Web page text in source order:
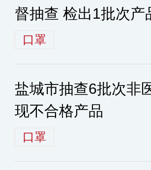
督抽查 检出1批次产
口罩
盐城市抽查6批次非
现不合格产品
口罩